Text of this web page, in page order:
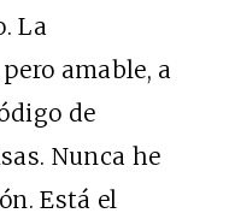
La
amable, a
de
Nunca he
Está el